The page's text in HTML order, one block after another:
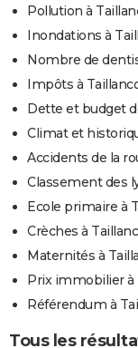
Pollution à
Inondations à
Nombre de
Impôts à
Dette et budget
Climat et
Accidents de la
Classement des
Ecole primaire à
Crèches à
Maternités à
Prix immobilier à
Référendum à
Tous les